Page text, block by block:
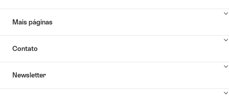
Mais páginas
Contato
Newsletter